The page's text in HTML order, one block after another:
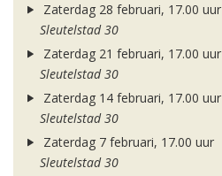
Zaterdag 28 februari, 17.00 uur
Sleutelstad 30
Zaterdag 21 februari, 17.00 uur
Sleutelstad 30
Zaterdag 14 februari, 17.00 uur
Sleutelstad 30
Zaterdag 7 februari, 17.00 uur
Sleutelstad 30